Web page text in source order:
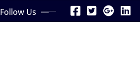
Follow Us